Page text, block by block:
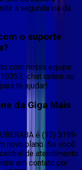
a segunda via da
o suporte
com nossa equipe
chat online ou
te ajudar!
da Giga Mais
é (12) 3199-
novo plano. Se você
de atendimento
em contato por